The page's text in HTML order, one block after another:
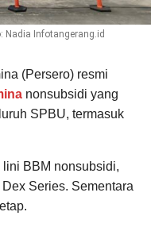
Nadia Infotangerang.id
(Persero) resmi
nonsubsidi yang
SPBU, termasuk
BBM nonsubsidi,
Series. Sementara